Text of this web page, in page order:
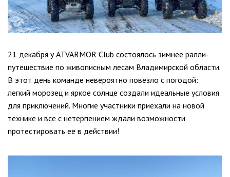
21 декабря у ATVARMOR Club состоялось зимнее ралли-
путешествие по живописным лесам Владимирской области.
В этот день команде невероятно повезло с погодой:
легкий морозец и яркое солнце создали идеальные условия
для приключений. Многие участники приехали на новой
технике и все с нетерпением ждали возможности
протестировать ее в действии!